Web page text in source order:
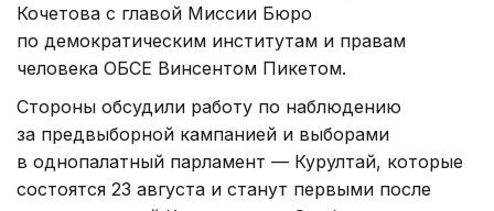
Кочетова с главой Миссии Бюро
по демократическим институтам и правам
человека ОБСЕ Винсентом Пикетом.
Стороны обсудили работу по наблюдению
за предвыборной кампанией и выборами
в однопалатный парламент — Курултай, которые
состоятся 23 августа и станут первыми после